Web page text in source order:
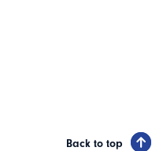
Back to top